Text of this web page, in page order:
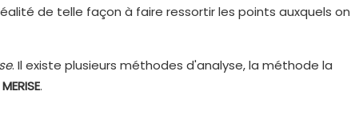
de telle façon à faire ressortir les points auxquels on
. Il existe plusieurs méthodes d'analyse, la méthode la
MERISE.